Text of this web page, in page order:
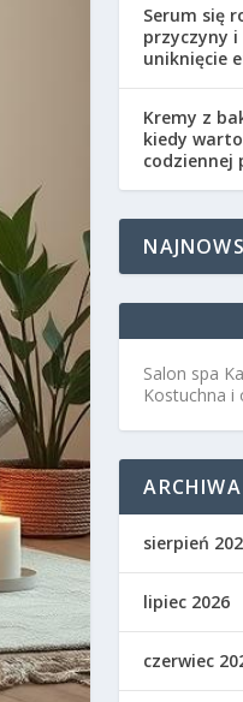
Serum się
przyczyny i
uniknięcie
Kremy z
kiedy warto
codziennej
Salon spa
Kostuchna i
ARCHIWA
sierpień
lipiec 2026
czerwiec